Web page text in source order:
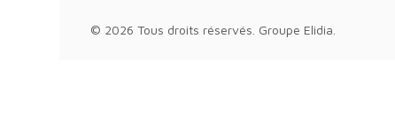
© 2026 Tous droits réservés. Groupe Elidia